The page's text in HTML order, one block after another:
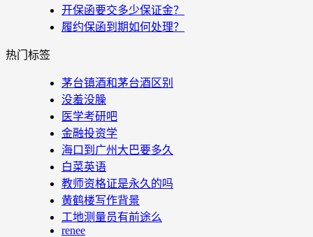
开保函要交多少保证金？
履约保函到期如何处理？
热门标签
茅台镇酒和茅台酒区别
没羞没臊
医学考研吧
金融投资学
海口到广州大巴要多久
白菜英语
教师资格证是永久的吗
黄鹤楼写作背景
工地测量员有前途么
renee